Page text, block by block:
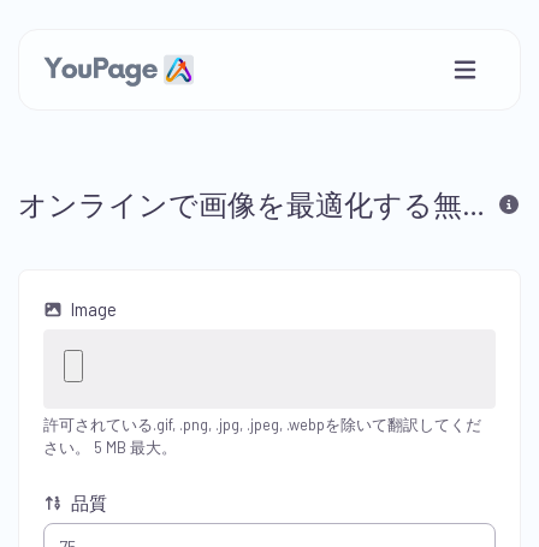
オンラインで画像を最適化する無料サービス
Image
許可されている.gif, .png, .jpg, .jpeg, .webpを除いて翻訳してくだ
さい。 5 MB 最大。
品質